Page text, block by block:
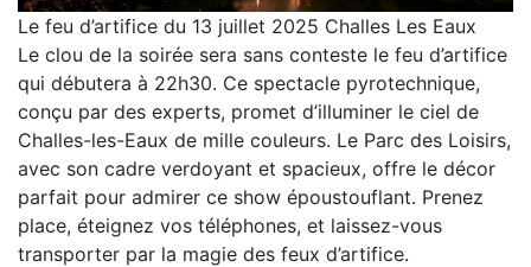
Le feu d’artifice du 13 juillet 2025 Challes Les Eaux
Le clou de la soirée sera sans conteste le feu d’artifice
qui débutera à 22h30. Ce spectacle pyrotechnique,
conçu par des experts, promet d’illuminer le ciel de
Challes-les-Eaux de mille couleurs. Le Parc des Loisirs,
avec son cadre verdoyant et spacieux, offre le décor
parfait pour admirer ce show époustouflant. Prenez
place, éteignez vos téléphones, et laissez-vous
transporter par la magie des feux d’artifice.